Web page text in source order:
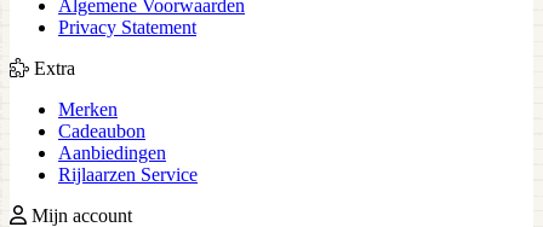
Algemene Voorwaarden
Privacy Statement
Extra
Merken
Cadeaubon
Aanbiedingen
Rijlaarzen Service
Mijn account